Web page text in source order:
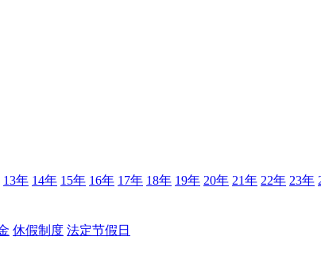
13年 14年 15年 16年 17年 18年 19年 20年 21年 22年 23年
休假制度 法定节假日